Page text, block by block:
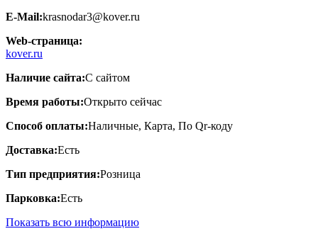
E-Mail:krasnodar3@kover.ru
Web-страница:
kover.ru
Наличие сайта:С сайтом
Время работы:Открыто сейчас
Способ оплаты:Наличные, Карта, По Qr-коду
Доставка:Есть
Тип предприятия:Розница
Парковка:Есть
Показать всю информацию